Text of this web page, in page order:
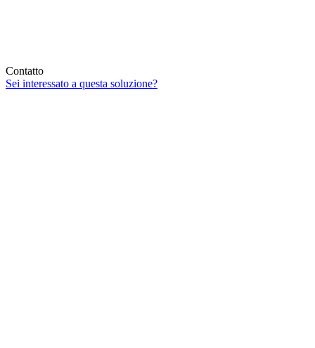
Contatto
Sei interessato a questa soluzione?